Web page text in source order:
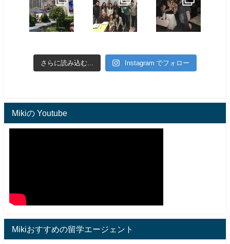
さらに読み込む... Instagram でフォロー
Mikiの Youtube
Mikiおすすめの留学エージェント